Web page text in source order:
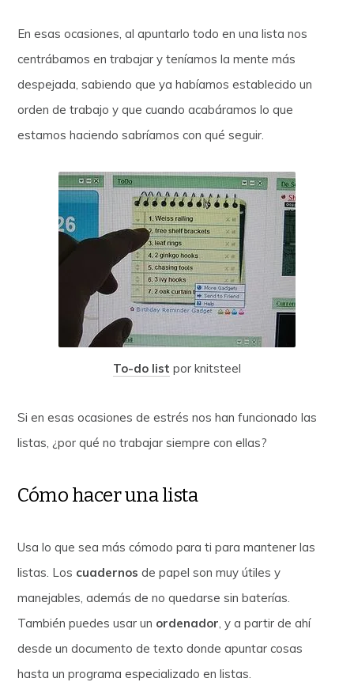
En esas ocasiones, al apuntarlo todo en una lista nos
centrábamos en trabajar y teníamos la mente más
despejada, sabiendo que ya habíamos establecido un
orden de trabajo y que cuando acabáramos lo que
estamos haciendo sabríamos con qué seguir.
To-do list por knitsteel
Si en esas ocasiones de estrés nos han funcionado las
listas, ¿por qué no trabajar siempre con ellas?
Cómo hacer una lista
Usa lo que sea más cómodo para ti para mantener las
listas. Los cuadernosde papel son muy útiles y
manejables, además de no quedarse sin baterías.
También puedes usar un ordenador, y a partir de ahí
desde un documento de texto donde apuntar cosas
hasta un programa especializado en listas.